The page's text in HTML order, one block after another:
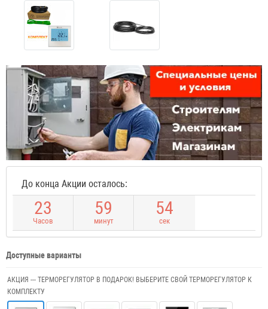
До конца Акции осталось:
23
Часов
59
минут
54
сек
Доступные варианты
АКЦИЯ --- ТЕРМОРЕГУЛЯТОР В ПОДАРОК! ВЫБЕРИТЕ СВОЙ ТЕРМОРЕГУЛЯТОР К
КОМПЛЕКТУ